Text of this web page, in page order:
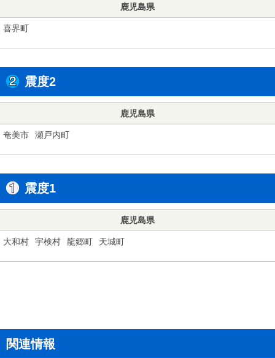
鹿児島県
喜界町
震度2
鹿児島県
奄美市 瀬戸内町
震度1
鹿児島県
大和村 宇検村 龍郷町 天城町
関連情報